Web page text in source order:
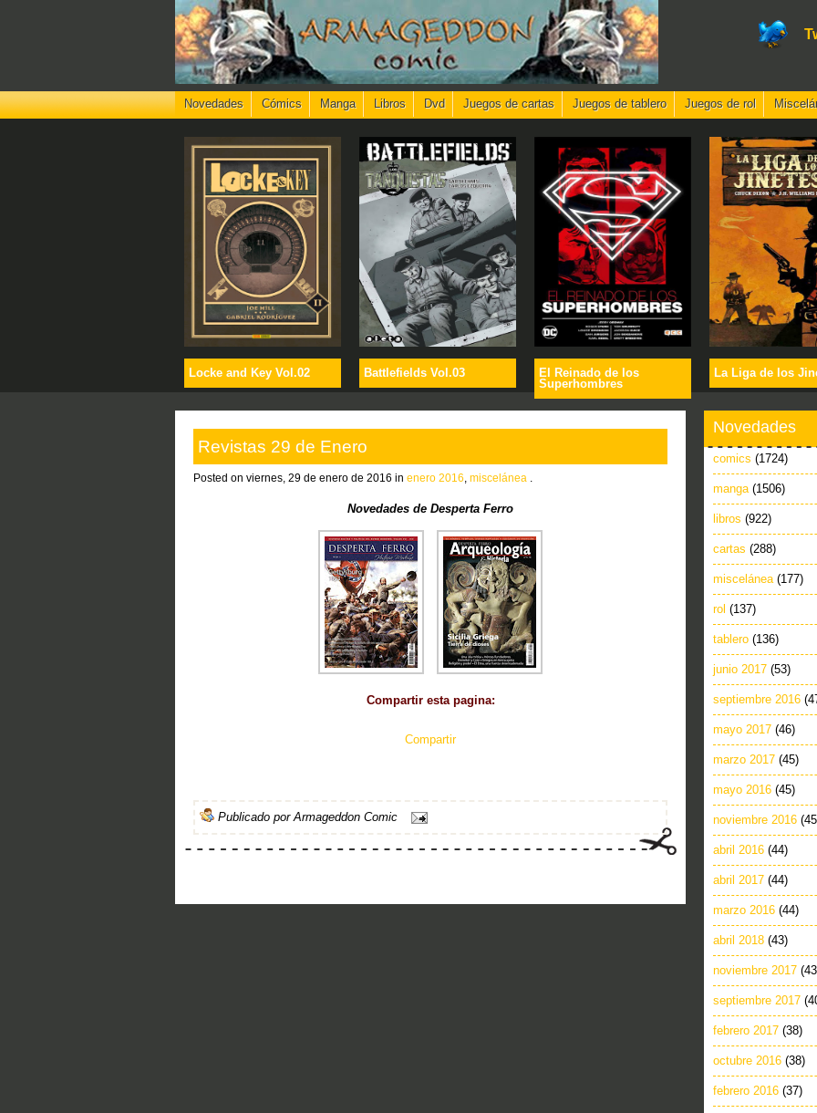
Novedades Cómics Manga Libros Dvd Juegos de cartas Juegos de tablero Juegos de rol
Locke and Key Vol.02 Battlefields Vol.03
El Reinado de los
Superhombres
La Liga de los
Revistas 29 de Enero
Posted on viernes, 29 de enero de 2016 in enero 2016 miscelánea
Novedades de Desperta Ferro
Compartir esta pagina:
Compartir
Publicado porArmageddon Comic
Novedades
comics (1724)
manga (1506)
libros (922)
cartas (288)
miscelánea (177)
rol (137)
tablero (136)
junio 2017 (53)
septiembre 2016
mayo 2017 (46)
marzo 2017 (45)
mayo 2016 (45)
noviembre 2016
abril 2016 (44)
abril 2017 (44)
marzo 2016 (44)
abril 2018 (43)
noviembre 2017
septiembre 2017
febrero 2017 (38)
octubre 2016 (38)
febrero 2016 (37)